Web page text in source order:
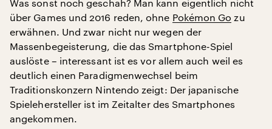
Was sonst noch geschah? Man kann eigentlich nicht
über Games und 2016 reden, ohne Pokémon Go zu
erwähnen. Und zwar nicht nur wegen der
Massenbegeisterung, die das Smartphone-Spiel
auslöste – interessant ist es vor allem auch weil es
deutlich einen Paradigmenwechsel beim
Traditionskonzern Nintendo zeigt: Der japanische
Spielehersteller ist im Zeitalter des Smartphones
angekommen.